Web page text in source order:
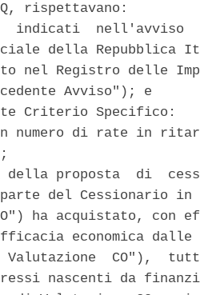
rispettavano:
indicati  nell'avviso
della
nel Registro delle
Avviso"); e
Criterio Specifico:
numero di rate in
della proposta  di
del Cessionario
ha acquistato,
economica
Valutazione  CO"),
nascenti da